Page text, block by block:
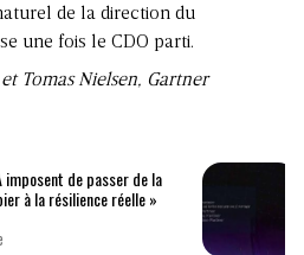
de la direction du
une fois le CDO parti.
Tomas Nielsen, Gartner
imposent de passer de la
à la résilience réelle »